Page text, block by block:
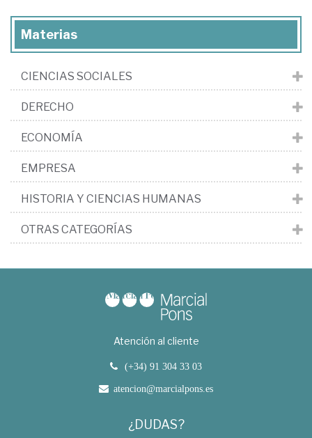
Materias
CIENCIAS SOCIALES
DERECHO
ECONOMÍA
EMPRESA
HISTORIA Y CIENCIAS HUMANAS
OTRAS CATEGORÍAS
Atención al cliente
(+34) 91 304 33 03
atencion@marcialpons.es
¿DUDAS?